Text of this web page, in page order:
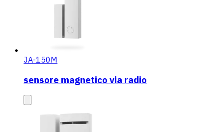
JA-150M
sensore magnetico via radio